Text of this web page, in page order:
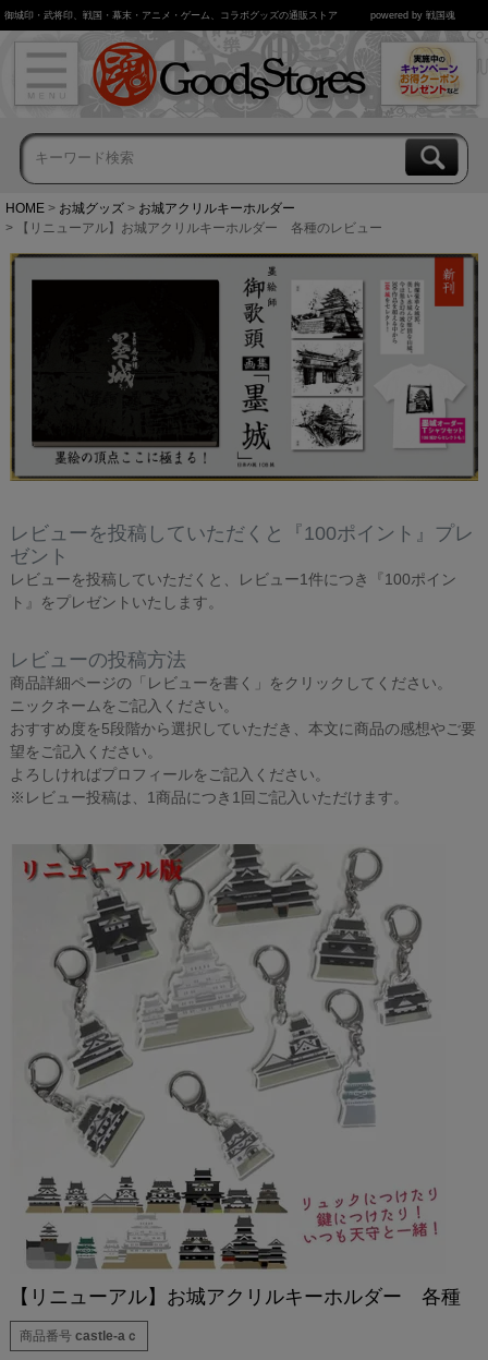
御城印・武将印、戦国・幕末・アニメ・ゲーム、コラボグッズの通販ストア powered by 戦国魂
HOME お城グッズ
お城アクリルキーホルダー
【リニューアル】お城アクリルキーホルダー 各種のレビュー
レビューを投稿していただくと『100ポイント』プレ
ゼント
レビューを投稿していただくと、レビュー1件につき『100ポイン
ト』をプレゼントいたします。
レビューの投稿方法
商品詳細ページの「レビューを書く」をクリックしてください。
ニックネームをご記入ください。
おすすめ度を5段階から選択していただき、本文に商品の感想やご要
望をご記入ください。
よろしければプロフィールをご記入ください。
※レビュー投稿は、1商品につき1回ご記入いただけます。
【リニューアル】お城アクリルキーホルダー 各種
商品番号 castle-aｃ